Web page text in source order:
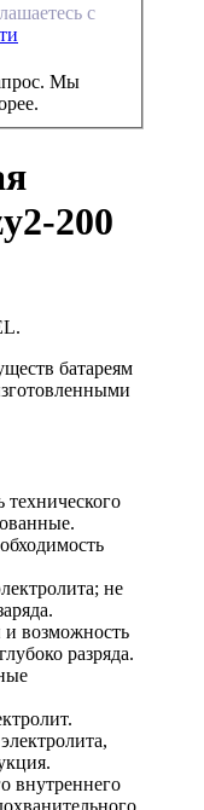
с
Мы
200
батареям
технического
не
и возможность
разряда.
внутреннего